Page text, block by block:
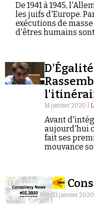
De 1941 à 1945,
les juifs d'Europe.
exécutions de
d'êtres humains
officiels ne le
subies par le reste
procès de
nazis, aucun
Certains
vont profiter de ce
destruction des
Rapidement, ils
circonstance venus
Tous répandent
réalité jamais eu
historienne et
conspirationnisme,
cette théorie
14 janvier 2020 |
Avant
aujourd'hui
fait ses
mouvance
13 janvier 2020